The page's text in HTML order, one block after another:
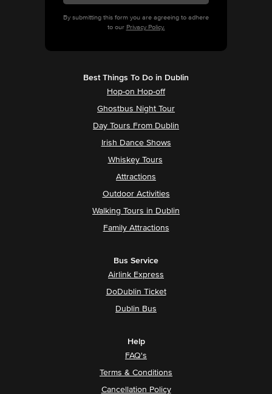
By submitting this form you are agreeing to adhere
to our Privacy Policy.
Best Things To Do in Dublin
Hop-on Hop-off
Ghostbus Night Tour
Day Tours From Dublin
Irish Dance Shows
Whiskey Tours
Attractions
Outdoor Activities
Walking Tours in Dublin
Family Attractions
Bus Service
Airlink Express
DoDublin Ticket
Dublin Bus
Help
FAQ's
Terms & Conditions
Cancellation Policy